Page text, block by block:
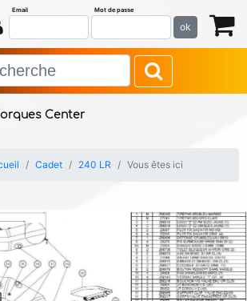
Center
Email Mot de passe
ok
Cadet 240 LR Vous êtes ici